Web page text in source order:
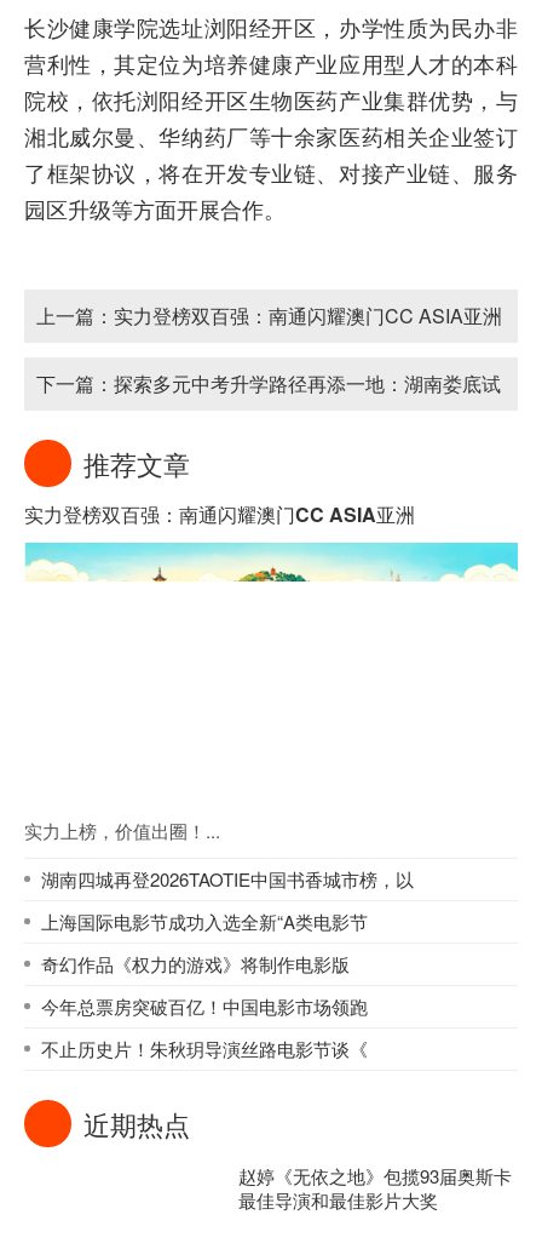
长沙健康学院选址浏阳经开区，办学性质为民办非
营利性，其定位为培养健康产业应用型人才的本科
院校，依托浏阳经开区生物医药产业集群优势，与
湘北威尔曼、华纳药厂等十余家医药相关企业签订
了框架协议，将在开发专业链、对接产业链、服务
园区升级等方面开展合作。
上一篇： 实力登榜双百强：南通闪耀澳门CC ASIA亚洲
下一篇： 探索多元中考升学路径再添一地：湖南娄底试
点小学入学可直升高中
推荐文章
实力登榜双百强：南通闪耀澳门CC ASIA亚洲
实力上榜，价值出圈！...
湖南四城再登2026TAOTIE中国书香城市榜，以
上海国际电影节成功入选全新“A类电影节
奇幻作品《权力的游戏》将制作电影版
今年总票房突破百亿！中国电影市场领跑
不止历史片！朱秋玥导演丝路电影节谈《
近期热点
赵婷《无依之地》包揽93届奥斯卡
最佳导演和最佳影片大奖